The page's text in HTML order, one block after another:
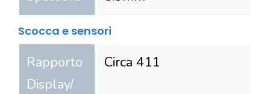
Scocca e sensori
Rapporto
Display/
Circa 411